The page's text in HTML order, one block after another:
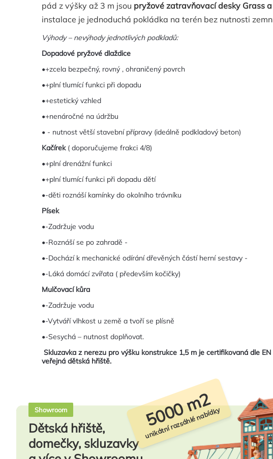
pád z výšky až 3 m jsou pryžové zatravňovací desky Grass
instalace je jednoduchá pokládka na terén bez nutnosti
Výhody – nevýhody jednotlivých podkladů:
Dopadové pryžové dlaždice
•+zcela bezpečný, rovný , ohraničený povrch
•+plní tlumící funkci při dopadu
•+estetický vzhled
•+nenáročné na údržbu
• - nutnost větší stavební přípravy (ideálně podkladový beton)
Kačírek( doporučujeme frakci 4/8)
•+plní drenážní funkci
•+plní tlumící funkci při dopadu dětí
•-děti roznáší kamínky do okolního trávníku
Písek
•-Zadržuje vodu
•-Roznáší se po zahradě -
•-Dochází k mechanické odírání dřevěných částí herní sestavy -
•-Láká domácí zvířata ( především kočičky)
Mulčovací kůra
•-Zadržuje vodu
•-Vytváří vlhkost u země a tvoří se plísně
•-Sesychá – nutnost doplňovat.
Skluzavka z nerezu pro výšku konstrukce 1,5 m je certifikovaná dle
veřejná dětská hřiště.
Showroom
Dětská hřiště,
domečky, skluzavky
5000 m2
unikátní rozsáhlé nabídky